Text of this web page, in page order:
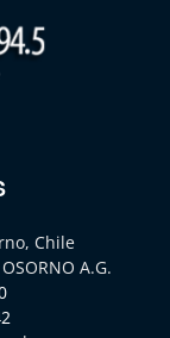
Chile
A.G.